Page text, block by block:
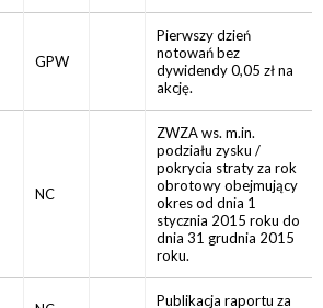
GPW
Pierwszy dzień
notowań bez
dywidendy 0,05 zł na
akcję.
NC
ZWZA ws. m.in.
podziału zysku /
pokrycia straty za rok
obrotowy obejmujący
okres od dnia 1
stycznia 2015 roku do
dnia 31 grudnia 2015
roku.
Publikacja raportu za